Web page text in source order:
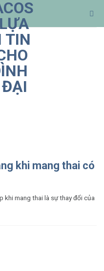
khi mang thai có
khi mang thai là sự thay đổi của